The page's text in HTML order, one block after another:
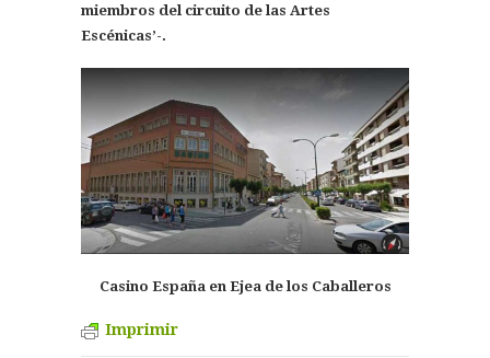
miembros del circuito de las Artes
Escénicas’-.
Casino España en Ejea de los Caballeros
Imprimir